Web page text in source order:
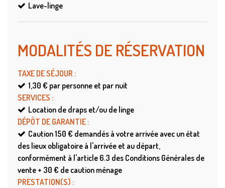
Lave-linge
MODALITÉS DE RÉSERVATION
TAXE DE SÉJOUR :
1,30 € par personne et par nuit
SERVICES :
Location de draps et/ou de linge
DÉPÔT DE GARANTIE :
Caution150 € demandés à votre arrivée avec un état
des lieux obligatoire à l'arrivée et au départ,
conformément à l'article 6.3 des Conditions Générales de
vente + 30 € de caution ménage
PRESTATION(S) :